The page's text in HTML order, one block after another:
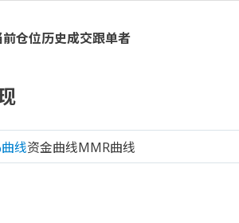
前仓位历史成交跟单者
线资金曲线MMR曲线